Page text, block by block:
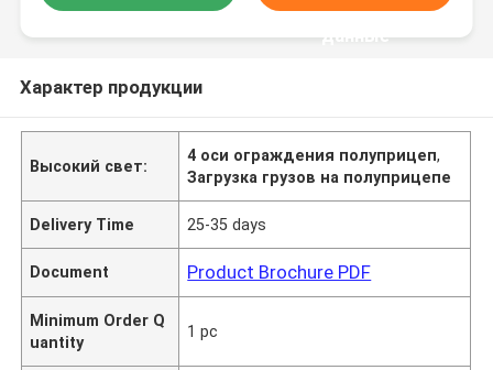
данные
Характер продукции
Высокий свет:
4 оси ограждения полуприцеп,
Загрузка грузов на полуприцепе
Delivery Time 25-35 days
Document Product Brochure PDF
Minimum Order Q
uantity
1 pc